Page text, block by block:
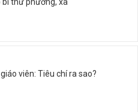
viên: Tiêu chí ra sao?